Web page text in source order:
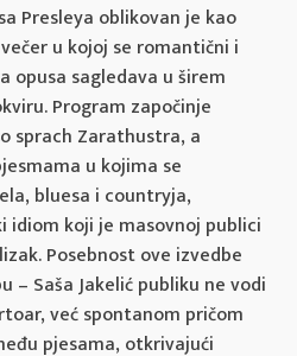
Presleya oblikovan je kao
u kojoj se romantični i
opusa sagledava u širem
Program započinje
sprach Zarathustra, a
u kojima se
bluesa i countryja,
idiom koji je masovnoj publici
Posebnost ove izvedbe
– Saša Jakelić publiku ne vodi
već spontanom pričom
pjesama, otkrivajući